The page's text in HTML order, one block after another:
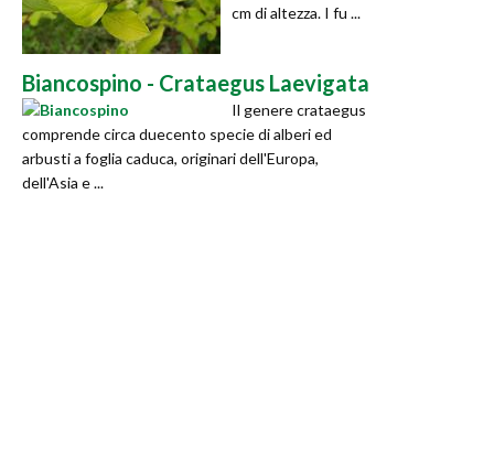
cm di altezza. I fu ...
Biancospino - Crataegus Laevigata
Il genere crataegus
comprende circa duecento specie di alberi ed
arbusti a foglia caduca, originari dell'Europa,
dell'Asia e ...